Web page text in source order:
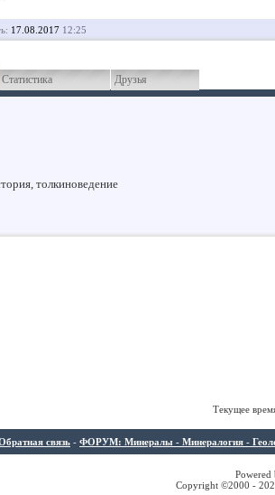
17.08.2017 12:25
Статистика Друзья
толкиноведение
Текущее
связь - ФОРУМ: Минералы - Минералогия -
Copyright ©2000 -